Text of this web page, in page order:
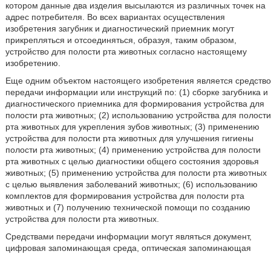
котором данные два изделия высылаются из различных точек на
адрес потребителя. Во всех вариантах осуществления
изобретения загубник и диагностический приемник могут
прикрепляться и отсоединяться, образуя, таким образом,
устройство для полости рта животных согласно настоящему
изобретению.
Еще одним объектом настоящего изобретения является средство
передачи информации или инструкций по: (1) сборке загубника и
диагностического приемника для формирования устройства для
полости рта животных; (2) использованию устройства для полости
рта животных для укрепления зубов животных; (3) применению
устройства для полости рта животных для улучшения гигиены
полости рта животных; (4) применению устройства для полости
рта животных с целью диагностики общего состояния здоровья
животных; (5) применению устройства для полости рта животных
с целью выявления заболеваний животных; (6) использованию
комплектов для формирования устройства для полости рта
животных и (7) получению технической помощи по созданию
устройства для полости рта животных.
Средствами передачи информации могут являться документ,
цифровая запоминающая среда, оптическая запоминающая